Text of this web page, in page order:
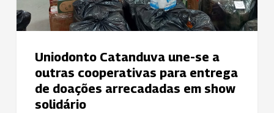
doações
arrecadadas
show
solidário
Uniodonto Catanduva une-se a
outras cooperativas para entrega
de doações arrecadadas em show
solidário